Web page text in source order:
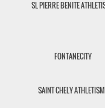
SL PIERRE BENITE
FONTANECITY
SAINT CHELY